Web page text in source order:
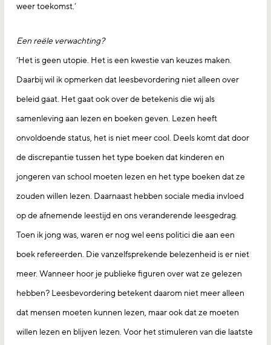
weer toekomst.’
Een reële verwachting?
‘Het is geen utopie. Het is een kwestie van keuzes maken.
Daarbij wil ik opmerken dat leesbevordering niet alleen over
beleid gaat. Het gaat ook over de betekenis die wij als
samenleving aan lezen en boeken geven. Lezen heeft
onvoldoende status, het is niet meer cool. Deels komt dat door
de discrepantie tussen het type boeken dat kinderen en
jongeren van school moeten lezen en het type boeken dat ze
zouden willen lezen. Daarnaast hebben sociale media invloed
op de afnemende leestijd en ons veranderende leesgedrag.
Toen ik jong was, waren er nog wel eens politici die aan een
boek refereerden. Die vanzelfsprekende belezenheid is er niet
meer. Wanneer hoor je publieke figuren over wat ze gelezen
hebben? Leesbevordering betekent daarom niet meer alleen
dat mensen moeten kunnen lezen, maar ook dat ze moeten
willen lezen en blijven lezen. Voor het stimuleren van die laatste